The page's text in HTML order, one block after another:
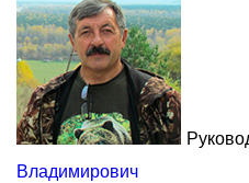
Владимирович